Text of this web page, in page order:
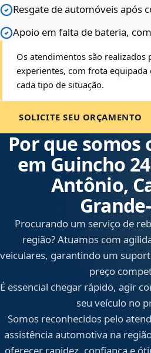
Resgate de automóveis após
Apoio em falta de bateria,
Os atendimentos são realizados
experientes, com frota equipada
cada tipo de situação.
SOLICITE SEU ORÇAMENTO
Por que somos
em Guincho
Antônio,
Procurando um serviço de
região? Atuamos com
veiculares, garantindo um
preço
É essencial chegar rápido, agir
seu veículo no
Somos reconhecidos pelo
assistência automotiva na